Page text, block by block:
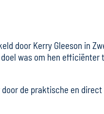
door Kerry Gleeson in
was om hen
de praktische en